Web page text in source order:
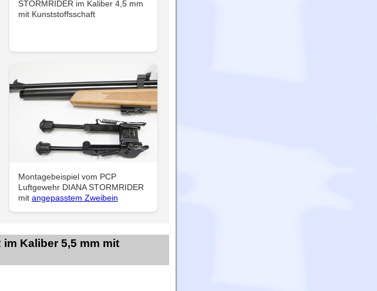
STORMRIDER im Kaliber 4,5 mm
mit Kunststoffsschaft
Montagebeispiel vom PCP
Luftgewehr DIANA STORMRIDER
mit angepasstem Zweibein
im Kaliber 5,5 mm mit